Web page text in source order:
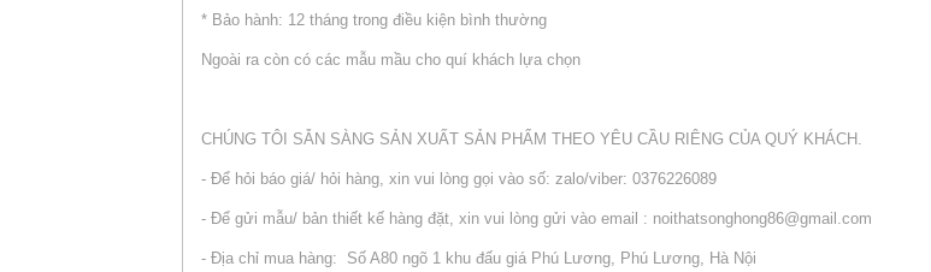
* Bảo hành: 12 tháng trong điều kiện bình thường
Ngoài ra còn có các mẫu mầu cho quí khách lựa chọn
CHÚNG TÔI SẴN SÀNG SẢN XUẤT SẢN PHẨM THEO YÊU CẦU RIÊNG CỦA QUÝ KHÁCH.
- Để hỏi báo giá/ hỏi hàng, xin vui lòng gọi vào số: zalo/viber: 0376226089
- Để gửi mẫu/ bản thiết kế hàng đặt, xin vui lòng gửi vào email : noithatsonghong86@gmail.com
- Địa chỉ mua hàng: Số A80 ngõ 1 khu đấu giá Phú Lương, Phú Lương, Hà Nội